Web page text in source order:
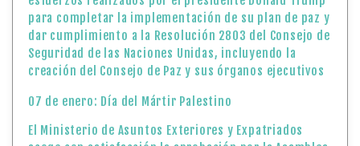
para completar la implementación de su plan de paz y
dar cumplimiento a la Resolución 2803 del Consejo de
Seguridad de las Naciones Unidas, incluyendo la
creación del Consejo de Paz y sus órganos ejecutivos
07 de enero: Día del Mártir Palestino
El Ministerio de Asuntos Exteriores y Expatriados